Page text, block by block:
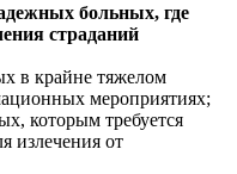
больных, где
страданий
в крайне тяжелом
мероприятиях;
которым требуется
излечения от